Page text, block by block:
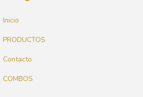
Inicio
PRODUCTOS
Contacto
COMBOS